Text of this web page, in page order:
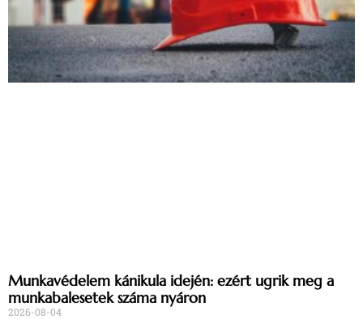
Munkavédelem kánikula idején: ezért ugrik meg a
munkabalesetek száma nyáron
2026-08-04